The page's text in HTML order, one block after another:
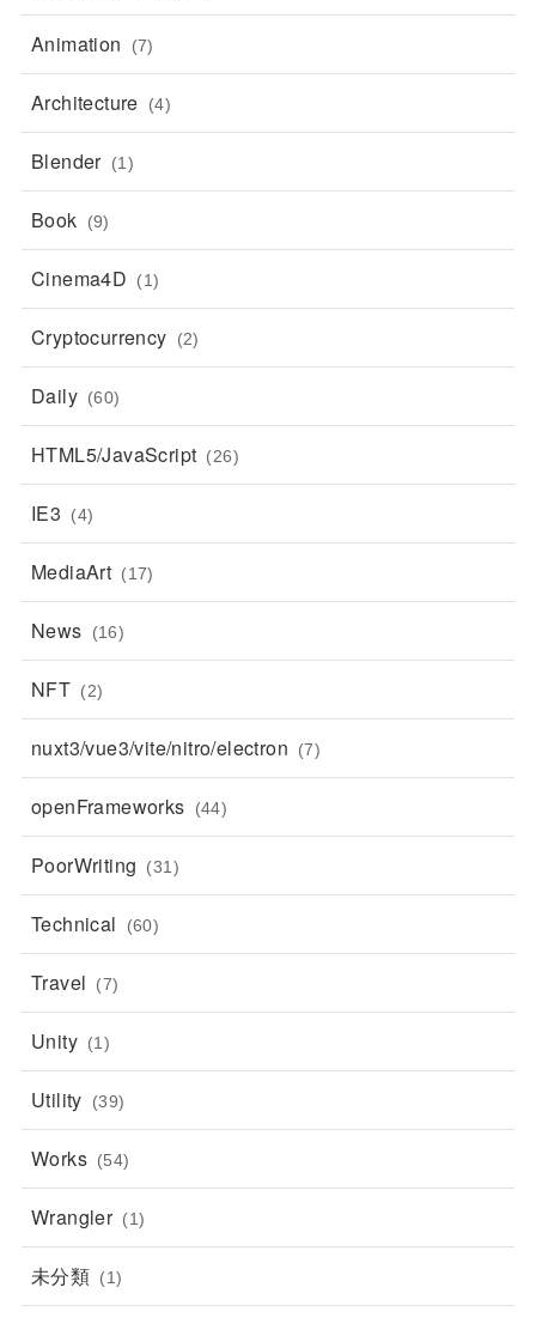
Animation (7)
Architecture (4)
Blender (1)
Book (9)
Cinema4D (1)
Cryptocurrency (2)
Daily (60)
HTML5/JavaScript (26)
IE3 (4)
MediaArt (17)
News (16)
NFT (2)
nuxt3/vue3/vite/nitro/electron (7)
openFrameworks (44)
PoorWriting (31)
Technical (60)
Travel (7)
Unity (1)
Utility (39)
Works (54)
Wrangler (1)
未分類 (1)